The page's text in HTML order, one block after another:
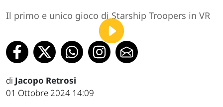
Il primo e unico gioco di Starship Troopers in VR
di Jacopo Retrosi
01 Ottobre 2024 14:09